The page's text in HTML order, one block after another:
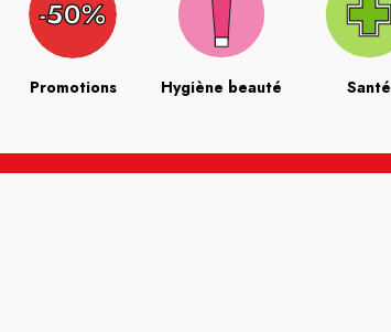
Promotions Hygiène beauté Santé